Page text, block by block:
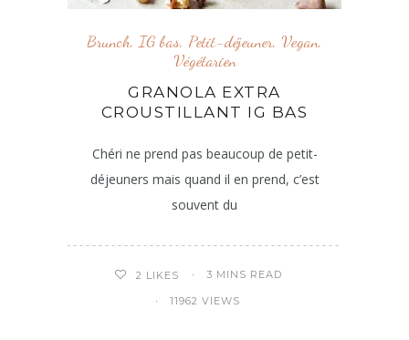
Brunch, IG bas, Petit-déjeuner, Vegan,
Végétarien
GRANOLA EXTRA
CROUSTILLANT IG BAS
Chéri ne prend pas beaucoup de petit-
déjeuners mais quand il en prend, c’est
souvent du
2 LIKES 3 MINS READ
11962 VIEWS